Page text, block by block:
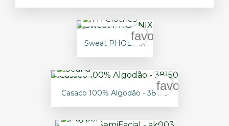
Sweat PHOENIX
favorite_border
Casaco 100% Algodão - 38150